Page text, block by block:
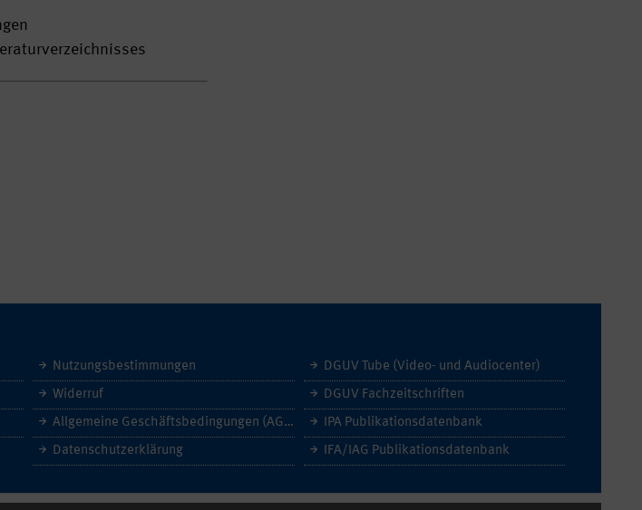
Nutzungsbestimmungen
Widerruf
Allgemeine Geschäftsbedingungen (AGB)
Datenschutzerklärung
DGUV Tube (Video- und Audiocenter)
DGUV Fachzeitschriften
IPA Publikationsdatenbank
IFA/IAG Publikationsdatenbank